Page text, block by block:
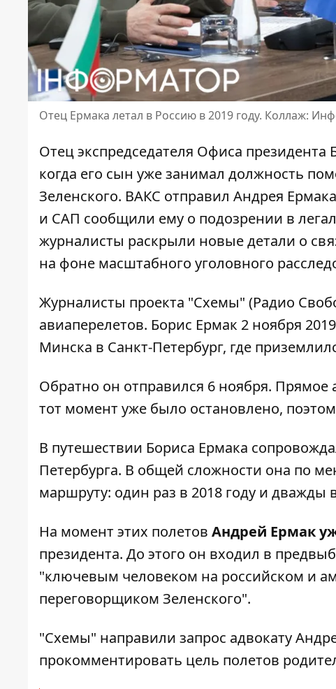
Отец Ермака летал в Россию в 2019 году. Коллаж:
Отец экспредседателя Офиса
когда его сын уже занимал должность
Зеленского. ВАКС отправил Андрея
и САП сообщили ему о подозрении в
журналисты раскрыли новые детали о
на фоне масштабного уголовного
Журналисты проекта "Схемы" (Радио
авиаперелетов. Борис Ермак 2 ноября
Минска в Санкт-Петербург, где
Обратно он отправился 6 ноября.
тот момент уже было остановлено,
В путешествии Бориса Ермака
Петербурга. В общей сложности она по
маршруту: один раз в 2018 году и дважды
На момент этих полетов Андрей Ермак
президента. До этого он входил в
"ключевым человеком на российском и
переговорщиком Зеленского".
"Схемы" направили запрос адвокату
прокомментировать цель полетов